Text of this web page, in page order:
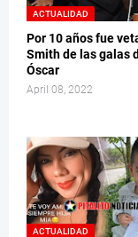
ACTUALIDAD
Por 10 años fue
Smith de las galas
Óscar
April 08, 2022
ACTUALIDAD